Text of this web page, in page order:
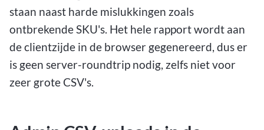
staan naast harde mislukkingen zoals
ontbrekende SKU's. Het hele rapport wordt aan
de clientzijde in de browser gegenereerd, dus er
is geen server-roundtrip nodig, zelfs niet voor
zeer grote CSV's.